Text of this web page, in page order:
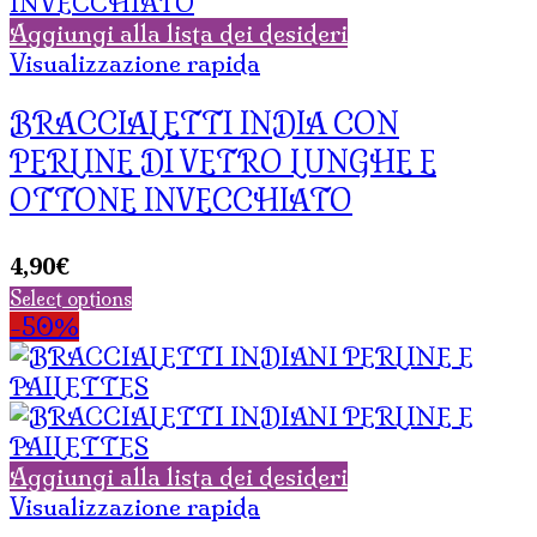
Aggiungi alla lista dei desideri
Visualizzazione rapida
BRACCIALETTI INDIA CON
PERLINE DI VETRO LUNGHE E
OTTONE INVECCHIATO
4,90€
Select options
-50%
Aggiungi alla lista dei desideri
Visualizzazione rapida